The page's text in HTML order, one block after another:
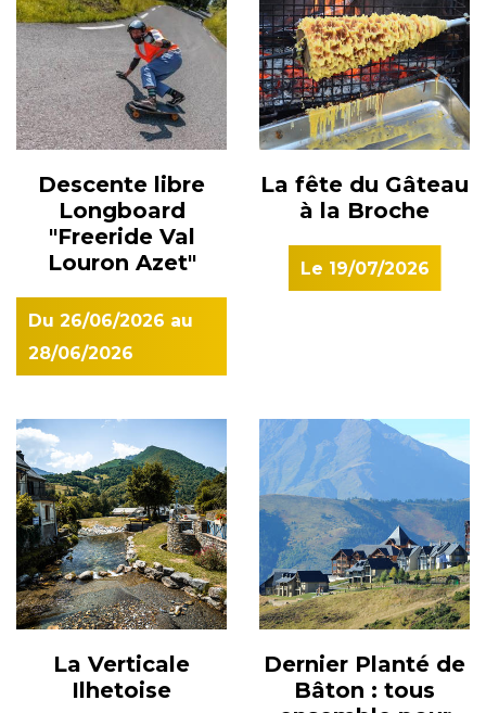
parcourir une galerie photographique à ciel ouvert
unique dans les Pyrénées. À travers les ruelles du
village, les visiteurs découvrent des reportages
grand format réalisés par des photographes
professionnels et amateurs, témoins des réalités
humaines, sociales, environnementales et
culturelles de notre époque. Un rendez-vous
culturel incontournable de l'été en vallée d'Aure, à
quelques minutes de Saint-Lary Soulan. Une
exposition photographique en plein air au cœur de
la vallée d'Aure Pendant près de deux mois, Bourisp
se transforme en musée à ciel ouvert. Les cours,
plus de 240 photographies grand format réparties
au sein de 16 expositions. Cette promenade
artistique offre une immersion dans des histoires
venues des quatre coins du monde, racontées par
le regard sensible et engagé des photojournalistes.
Accessible librement, le parcours permet à chacun
de découvrir la photographie documentaire dans
un cadre authentique et préservé au pied des
Pyrénées. Des regards sur le monde et les grands
Descente libre
Longboard
"Freeride Val
Louron Azet"
Du 26/06/2026 au
28/06/2026
La fête du Gâteau
à la Broche
Le 19/07/2026
La Verticale
Ilhetoise
Dernier Planté de
Bâton : tous